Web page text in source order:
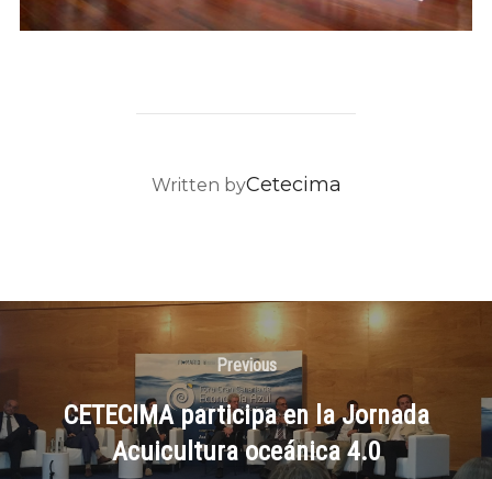
POST AUTHOR
Written byCetecima
Previous
CETECIMA participa en la Jornada
Acuicultura oceánica 4.0